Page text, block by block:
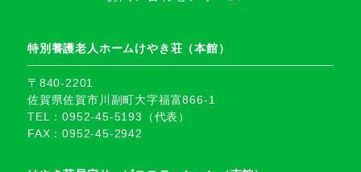
特別養護老人ホームけやき荘（本館）
〒840-2201
佐賀県佐賀市川副町大字福富866-1
TEL：0952-45-5193（代表）
FAX：0952-45-2942